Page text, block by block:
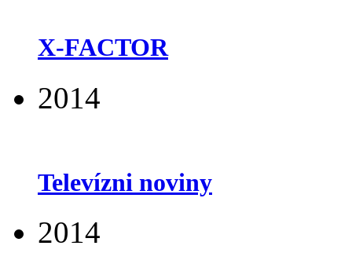
X-FACTOR
2014
Televízni noviny
2014